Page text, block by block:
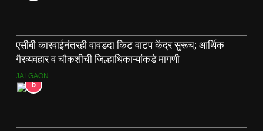
एसीबी कारवाईनंतरही वावडदा किट वाटप केंद्र सुरूच; आर्थिक
गैरव्यवहार व चौकशीची जिल्हाधिकाऱ्यांकडे मागणी
JALGAON
6